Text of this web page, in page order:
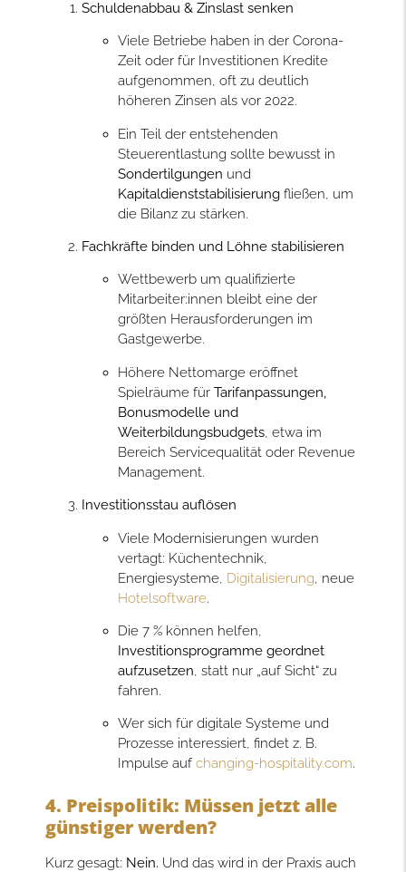
Schuldenabbau & Zinslast senken
Viele Betriebe haben in der Corona-
Zeit oder für Investitionen Kredite
aufgenommen, oft zu deutlich
höheren Zinsen als vor 2022.
Ein Teil der entstehenden
Steuerentlastung sollte bewusst in
Sondertilgungen und
Kapitaldienststabilisierung fließen, um
die Bilanz zu stärken.
Fachkräfte binden und Löhne stabilisieren
Wettbewerb um qualifizierte
Mitarbeiter:innen bleibt eine der
größten Herausforderungen im
Gastgewerbe.
Höhere Nettomarge eröffnet
Spielräume für Tarifanpassungen,
Bonusmodelle und
Weiterbildungsbudgets, etwa im
Bereich Servicequalität oder Revenue
Management.
Investitionsstau auflösen
Viele Modernisierungen wurden
vertagt: Küchentechnik,
Energiesysteme, Digitalisierung, neue
Hotelsoftware.
Die 7 % können helfen,
Investitionsprogramme geordnet
aufzusetzen, statt nur „auf Sicht“ zu
fahren.
Wer sich für digitale Systeme und
Prozesse interessiert, findet z. B.
Impulse auf changing-hospitality.com.
4. Preispolitik: Müssen jetzt alle
günstiger werden?
Kurz gesagt: Nein. Und das wird in der Praxis auch